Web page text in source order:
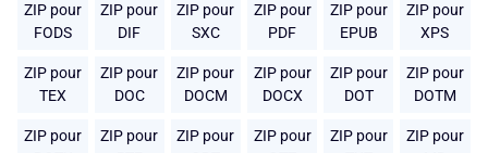
ZIP pour
FODS
ZIP pour
DIF
ZIP pour
SXC
ZIP pour
PDF
ZIP pour
EPUB
ZIP pour
XPS
ZIP pour
TEX
ZIP pour
DOC
ZIP pour
DOCM
ZIP pour
DOCX
ZIP pour
DOT
ZIP pour
DOTM
ZIP pour
ZIP pour
ZIP pour
ZIP pour
ZIP pour
ZIP pour